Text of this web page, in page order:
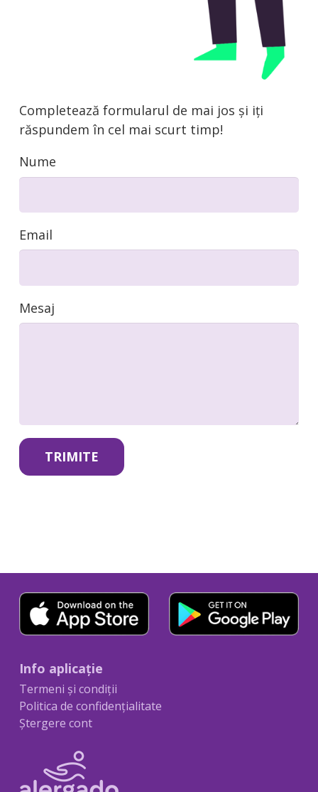
HOME
BLOG
FAQ
Completează formularul de mai jos și iți
răspundem în cel mai scurt timp!
Nume
Email
Mesaj
Info aplicație
Termeni și condiții
Politica de confidențialitate
Ștergere cont